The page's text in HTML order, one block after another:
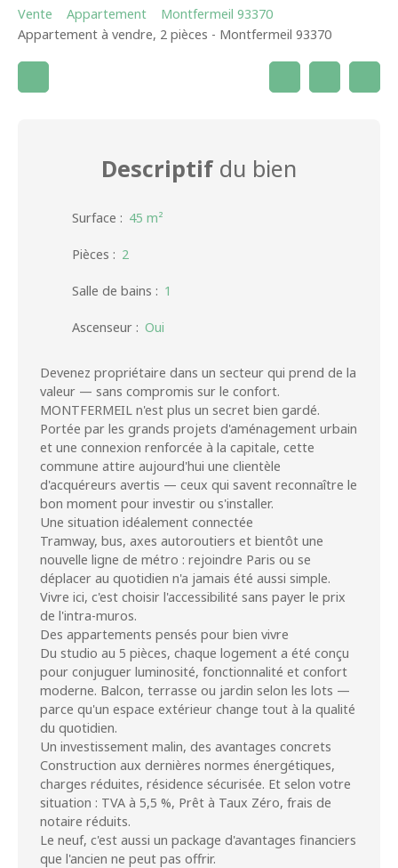
Vente Appartement
Montfermeil 93370
Appartement à vendre, 2 pièces - Montfermeil 93370
Descriptif du bien
Surface : 45 m²
Pièces : 2
Salle de bains : 1
Ascenseur : Oui
Devenez propriétaire dans un secteur qui prend de la
valeur — sans compromis sur le confort.
MONTFERMEIL n'est plus un secret bien gardé.
Portée par les grands projets d'aménagement urbain
et une connexion renforcée à la capitale, cette
commune attire aujourd'hui une clientèle
d'acquéreurs avertis — ceux qui savent reconnaître le
bon moment pour investir ou s'installer.
Une situation idéalement connectée
Tramway, bus, axes autoroutiers et bientôt une
nouvelle ligne de métro : rejoindre Paris ou se
déplacer au quotidien n'a jamais été aussi simple.
Vivre ici, c'est choisir l'accessibilité sans payer le prix
de l'intra-muros.
Des appartements pensés pour bien vivre
Du studio au 5 pièces, chaque logement a été conçu
pour conjuguer luminosité, fonctionnalité et confort
moderne. Balcon, terrasse ou jardin selon les lots —
parce qu'un espace extérieur change tout à la qualité
du quotidien.
Un investissement malin, des avantages concrets
Construction aux dernières normes énergétiques,
charges réduites, résidence sécurisée. Et selon votre
situation : TVA à 5,5 %, Prêt à Taux Zéro, frais de
notaire réduits.
Le neuf, c'est aussi un package d'avantages financiers
que l'ancien ne peut pas offrir.